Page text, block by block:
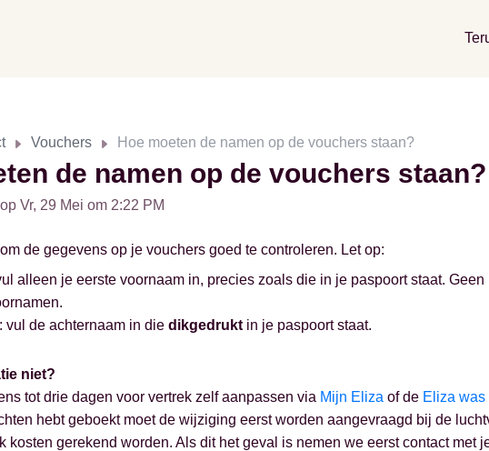
Vouchers Hoe moeten de namen op de vouchers staan?
de namen op de vouchers staan?
Vr, 29 Mei om 2:22 PM
de gegevens op je vouchers goed te controleren. Let op:
alleen je eerste voornaam in, precies zoals die in je paspoort staat.
vul de achternaam in die dikgedrukt in je paspoort staat.
niet?
tot drie dagen voor vertrek zelf aanpassen via Mijn Eliza of de Eliza
hebt geboekt moet de wijziging eerst worden aangevraagd bij de
kosten gerekend worden. Als dit het geval is nemen we eerst contact met